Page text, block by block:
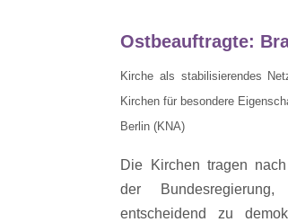
Ostbeauftragte:
Kirche als stabilisierendes
Kirchen für besondere
Berlin (KNA)
Die Kirchen tragen
der
entscheidend zu